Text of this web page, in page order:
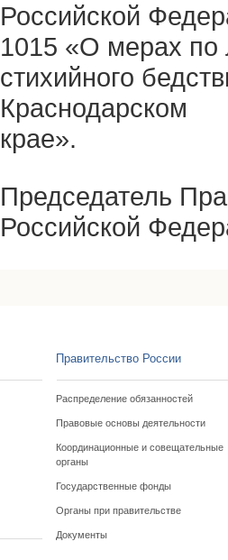
Российской
1015 «О мерах по
стихийного
Краснодарском
крае».
Председатель
Российской
Правительство России
Распределение обязанностей
Правовые основы деятельности
Координационные и совещательные
органы
Государственные фонды
Органы при правительстве
Документы